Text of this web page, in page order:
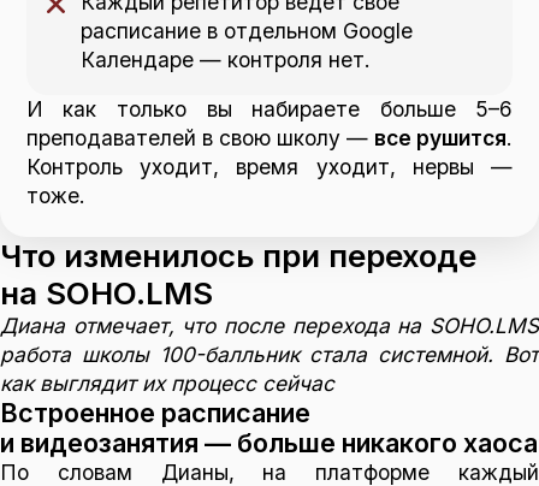
расписание в отдельном Google
Календаре — контроля нет.
И как только вы набираете больше 5–6
преподавателей в свою школу — все рушится.
Контроль уходит, время уходит, нервы —
тоже.
Что изменилось при переходе
на SOHO.LMS
Диана отмечает, что после перехода на SOHO.LMS
работа школы 100-балльник стала системной. Вот
как выглядит их процесс сейчас
Встроенное расписание
и видеозанятия — больше никакого хаоса
По словам Дианы, на платформе каждый